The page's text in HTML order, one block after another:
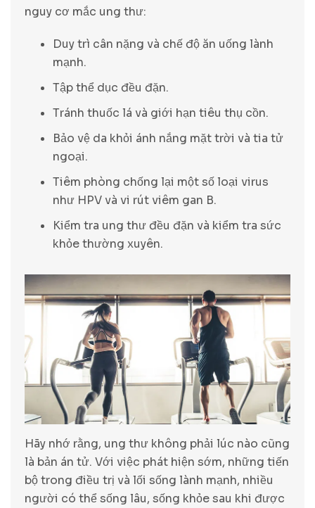
nguy cơ mắc ung thư:
Duy trì cân nặng và chế độ ăn uống lành
mạnh.
Tập thể dục đều đặn.
Tránh thuốc lá và giới hạn tiêu thụ cồn.
Bảo vệ da khỏi ánh nắng mặt trời và tia tử
ngoại.
Tiêm phòng chống lại một số loại virus
như HPV và vi rút viêm gan B.
Kiểm tra ung thư đều đặn và kiểm tra sức
khỏe thường xuyên.
Hãy nhớ rằng, ung thư không phải lúc nào cũng
là bản án tử. Với việc phát hiện sớm, những tiến
bộ trong điều trị và lối sống lành mạnh, nhiều
người có thể sống lâu, sống khỏe sau khi được